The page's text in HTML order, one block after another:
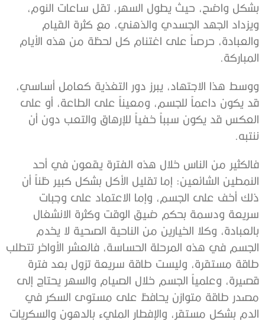
بشكل واضح، حيث يطول السهر، تقل ساعات النوم،
ويزداد الجهد الجسدي والذهني، مع كثرة القيام
والعبادة، حرصاً على اغتنام كل لحظة من هذه الأيام
المباركة.
ووسط هذا الاجتهاد، يبرز دور التغذية كعامل أساسي،
قد يكون داعماً للجسم، ومعيناً على الطاعة، أو على
العكس قد يكون سبباً خفياً للإرهاق والتعب دون أن
ننتبه.
فالكثير من الناس خلال هذه الفترة يقعون في أحد
النمطين الشائعين: إما تقليل الأكل بشكل كبير ظناً أن
ذلك أخف على الجسم، وإما الاعتماد على وجبات
سريعة ودسمة بحكم ضيق الوقت وكثرة الانشغال
بالعبادة، وكلا الخيارين من الناحية الصحية لا يخدم
الجسم في هذه المرحلة الحساسة، فالعشر الأواخر تتطلب
طاقة مستقرة، وليست طاقة سريعة تزول بعد فترة
قصيرة، وعلمياً الجسم خلال الصيام والسهر يحتاج إلى
مصدر طاقة متوازن يحافظ على مستوى السكر في
الدم بشكل مستقر، والإفطار المليء بالدهون والسكريات